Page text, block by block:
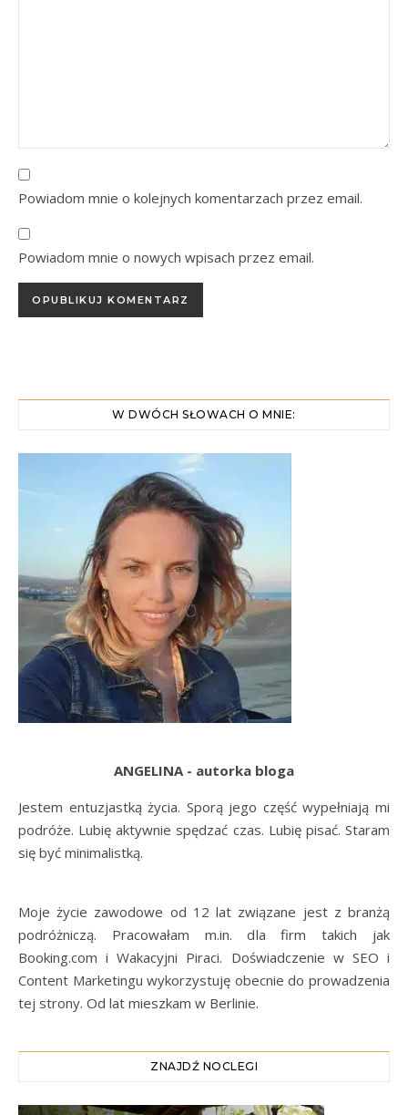
Powiadom mnie o kolejnych komentarzach przez email.
Powiadom mnie o nowych wpisach przez email.
W DWÓCH SŁOWACH O MNIE:
ANGELINA - autorka bloga
Jestem entuzjastką życia. Sporą jego część wypełniają mi
podróże. Lubię aktywnie spędzać czas. Lubię pisać. Staram
się być minimalistką.
Moje życie zawodowe od 12 lat związane jest z branżą
podróżniczą. Pracowałam m.in. dla firm takich jak
Booking.com i Wakacyjni Piraci. Doświadczenie w SEO i
Content Marketingu wykorzystuję obecnie do prowadzenia
tej strony. Od lat mieszkam w Berlinie.
ZNAJDŹ NOCLEGI